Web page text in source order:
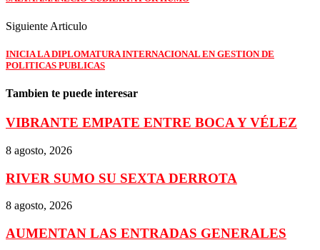
Siguiente Articulo
INICIA LA DIPLOMATURA INTERNACIONAL EN GESTION DE
POLITICAS PUBLICAS
Tambien te puede interesar
VIBRANTE EMPATE ENTRE BOCA Y VÉLEZ
8 agosto, 2026
RIVER SUMO SU SEXTA DERROTA
8 agosto, 2026
AUMENTAN LAS ENTRADAS GENERALES